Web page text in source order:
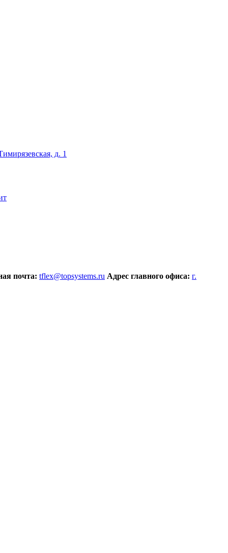
д. 1
почта: tflex@topsystems.ru Адрес главного офиса: г.